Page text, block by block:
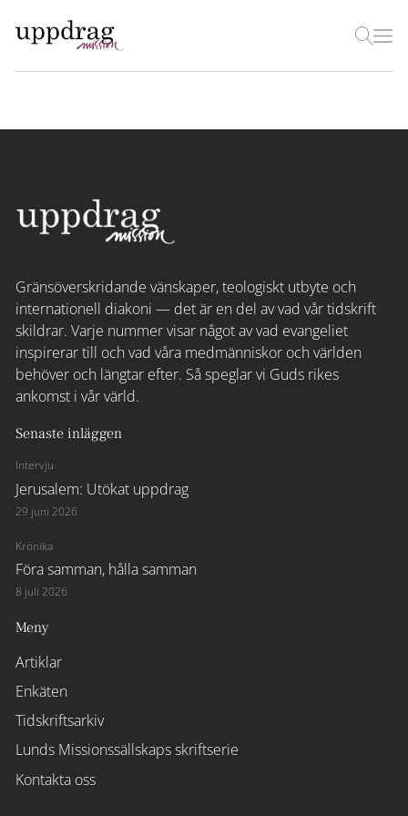
Gränsöverskridande vänskaper, teologiskt utbyte och
internationell diakoni — det är en del av vad vår tidskrift
skildrar. Varje nummer visar något av vad evangeliet
inspirerar till och vad våra medmänniskor och världen
behöver och längtar efter. Så speglar vi Guds rikes
ankomst i vår värld.
Senaste inläggen
Intervju
Jerusalem: Utökat uppdrag
29 juni 2026
Krönika
Föra samman, hålla samman
8 juli 2026
Meny
Artiklar
Enkäten
Tidskriftsarkiv
Lunds Missionssällskaps skriftserie
Kontakta oss